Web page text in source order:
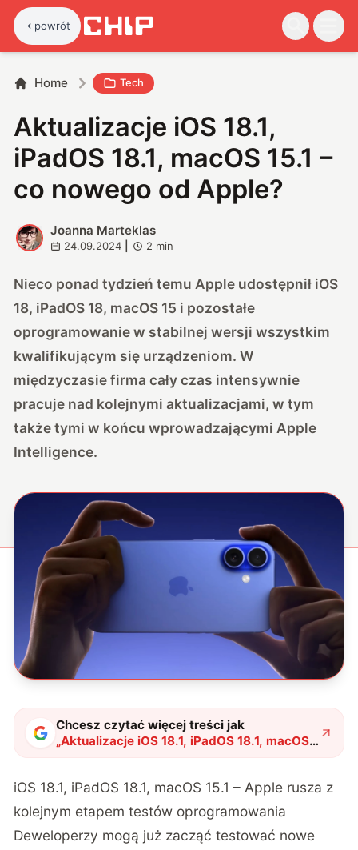
powrót
Home Tech
Aktualizacje iOS 18.1,
iPadOS 18.1, macOS 15.1 –
co nowego od Apple?
J
Joanna Marteklas
24.09.2024 2 min
Nieco ponad tydzień temu Apple udostępnił iOS
18, iPadOS 18, macOS 15 i pozostałe
oprogramowanie w stabilnej wersji wszystkim
kwalifikującym się urządzeniom. W
międzyczasie firma cały czas intensywnie
pracuje nad kolejnymi aktualizacjami, w tym
także tymi w końcu wprowadzającymi Apple
Intelligence.
Chcesz czytać więcej treści jak
„Aktualizacje iOS 18.1, iPadOS 18.1, macOS
15.1 – co nowego od Apple?"?
iOS 18.1, iPadOS 18.1, macOS 15.1 – Apple rusza z
kolejnym etapem testów oprogramowania
Deweloperzy mogą już zacząć testować nowe